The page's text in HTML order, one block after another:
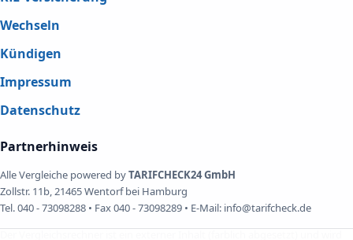
Wechseln
Kündigen
Impressum
Datenschutz
Partnerhinweis
Alle Vergleiche powered byTARIFCHECK24 GmbH
Zollstr. 11b, 21465 Wentorf bei Hamburg
Tel. 040 - 73098288 • Fax 040 - 73098289 • E-Mail: info@tarifcheck.de